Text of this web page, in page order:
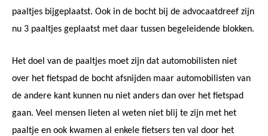
paaltjes bijgeplaatst. Ook in de bocht bij de advocaatdreef zijn
nu 3 paaltjes geplaatst met daar tussen begeleidende blokken.
Het doel van de paaltjes moet zijn dat automobilisten niet
over het fietspad de bocht afsnijden maar automobilisten van
de andere kant kunnen nu niet anders dan over het fietspad
gaan. Veel mensen lieten al weten niet blij te zijn met het
paaltje en ook kwamen al enkele fietsers ten val door het